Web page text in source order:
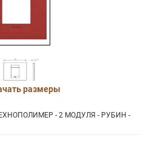
размеры
- 2 МОДУЛЯ - РУБИН -